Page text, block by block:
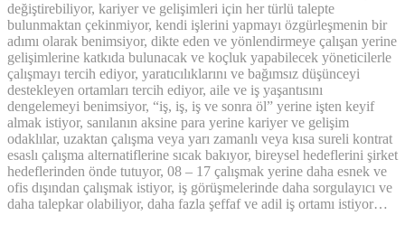
değiştirebiliyor, kariyer ve gelişimleri için her türlü talepte
bulunmaktan çekinmiyor, kendi işlerini yapmayı özgürleşmenin bir
adımı olarak benimsiyor, dikte eden ve yönlendirmeye çalışan yerine
gelişimlerine katkıda bulunacak ve koçluk yapabilecek yöneticilerle
çalışmayı tercih ediyor, yaratıcılıklarını ve bağımsız düşünceyi
destekleyen ortamları tercih ediyor, aile ve iş yaşantısını
dengelemeyi benimsiyor, “iş, iş, iş ve sonra öl” yerine işten keyif
almak istiyor, sanılanın aksine para yerine kariyer ve gelişim
odaklılar, uzaktan çalışma veya yarı zamanlı veya kısa sureli kontrat
esaslı çalışma alternatiflerine sıcak bakıyor, bireysel hedeflerini şirket
hedeflerinden önde tutuyor, 08 – 17 çalışmak yerine daha esnek ve
ofis dışından çalışmak istiyor, iş görüşmelerinde daha sorgulayıcı ve
daha talepkar olabiliyor, daha fazla şeffaf ve adil iş ortamı istiyor…